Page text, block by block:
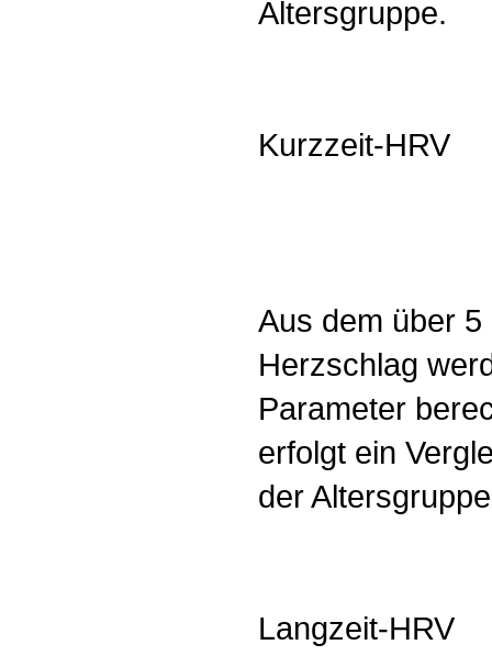
Altersgruppe.
Kurzzeit-HRV
Aus dem über
Herzschlag
Parameter
erfolgt ein
der
Langzeit-HRV